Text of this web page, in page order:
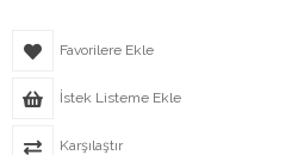
Favorilere Ekle
İstek Listeme Ekle
Karşılaştır